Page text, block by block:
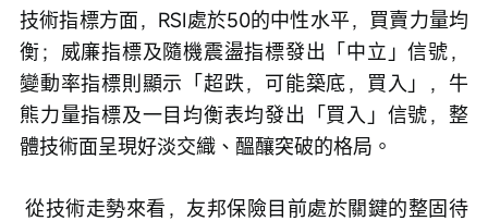
技術指標方面，RSI處於50的中性水平，買賣力量均
衡；威廉指標及隨機震盪指標發出「中立」信號，
變動率指標則顯示「超跌，可能築底，買入」，牛
熊力量指標及一目均衡表均發出「買入」信號，整
體技術面呈現好淡交織、醞釀突破的格局。
從技術走勢來看，友邦保險目前處於關鍵的整固待